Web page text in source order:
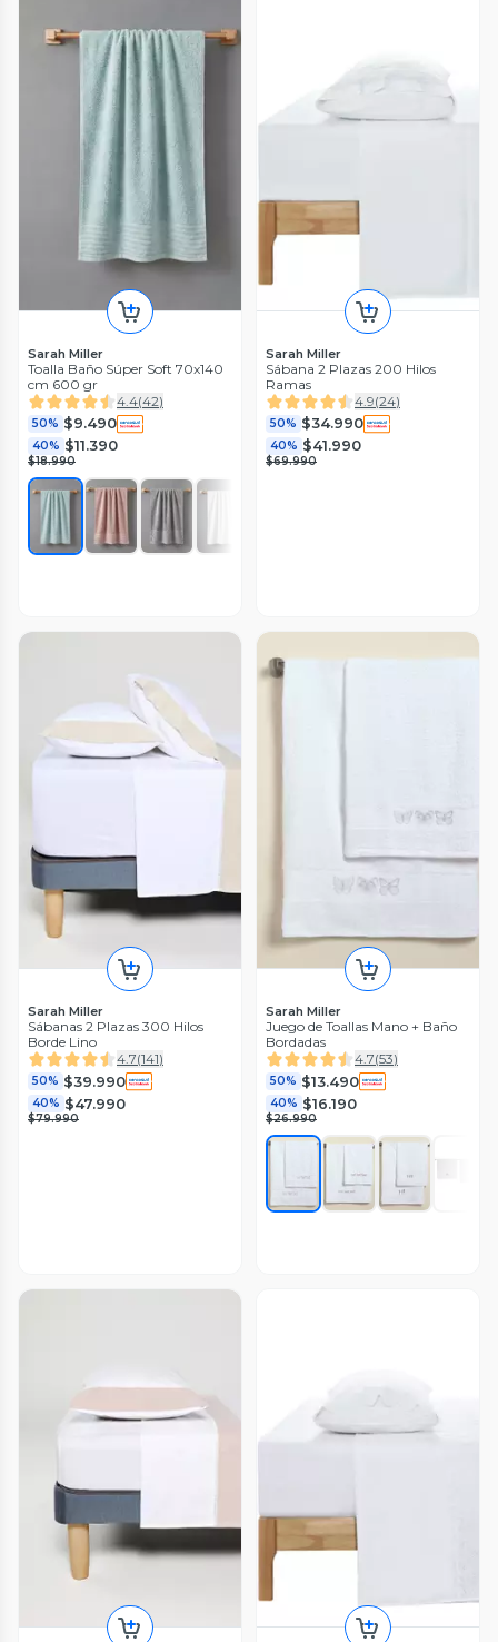
Sarah Miller
Toalla Baño Súper Soft 70x140
cm 600 gr
4.4(42)
50% $9.490
40% $11.390
$18.990
Sarah Miller
Sábana 2 Plazas 200 Hilos
Ramas
4.9(24)
50% $34.990
40% $41.990
$69.990
Sarah Miller
Sábanas 2 Plazas 300 Hilos
Borde Lino
4.7(141)
50% $39.990
40% $47.990
$79.990
Sarah Miller
Juego de Toallas Mano + Baño
Bordadas
4.7(53)
50% $13.490
40% $16.190
$26.990